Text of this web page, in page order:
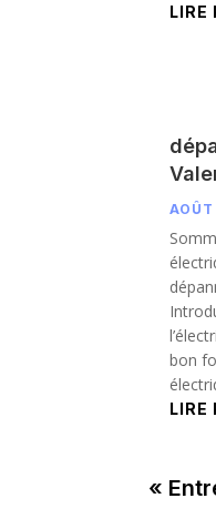
LIRE
bon
LIRE
«